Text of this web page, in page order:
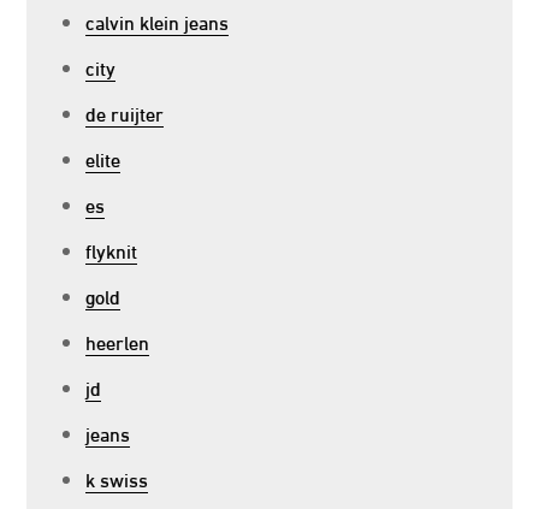
calvin klein jeans
city
de ruijter
elite
es
flyknit
gold
heerlen
jd
jeans
k swiss